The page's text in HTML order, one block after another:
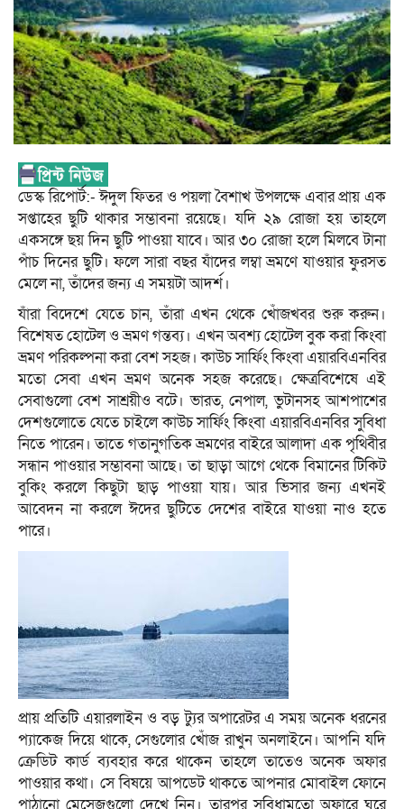
ডেস্ক রিপোর্ট:- ঈদুল ফিতর ও পয়লা বৈশাখ উপলক্ষে এবার প্রায় এক
সপ্তাহের ছুটি থাকার সম্ভাবনা রয়েছে। যদি ২৯ রোজা হয় তাহলে
একসঙ্গে ছয় দিন ছুটি পাওয়া যাবে। আর ৩০ রোজা হলে মিলবে টানা
পাঁচ দিনের ছুটি। ফলে সারা বছর যাঁদের লম্বা ভ্রমণে যাওয়ার ফুরসত
মেলে না, তাঁদের জন্য এ সময়টা আদর্শ।
যাঁরা বিদেশে যেতে চান, তাঁরা এখন থেকে খোঁজখবর শুরু করুন।
বিশেষত হোটেল ও ভ্রমণ গন্তব্য। এখন অবশ্য হোটেল বুক করা কিংবা
ভ্রমণ পরিকল্পনা করা বেশ সহজ। কাউচ সার্ফিং কিংবা এয়ারবিএনবির
মতো সেবা এখন ভ্রমণ অনেক সহজ করেছে। ক্ষেত্রবিশেষে এই
সেবাগুলো বেশ সাশ্রয়ীও বটে। ভারত, নেপাল, ভুটানসহ আশপাশের
দেশগুলোতে যেতে চাইলে কাউচ সার্ফিং কিংবা এয়ারবিএনবির সুবিধা
নিতে পারেন। তাতে গতানুগতিক ভ্রমণের বাইরে আলাদা এক পৃথিবীর
সন্ধান পাওয়ার সম্ভাবনা আছে। তা ছাড়া আগে থেকে বিমানের টিকিট
বুকিং করলে কিছুটা ছাড় পাওয়া যায়। আর ভিসার জন্য এখনই
আবেদন না করলে ঈদের ছুটিতে দেশের বাইরে যাওয়া নাও হতে
পারে।
প্রায় প্রতিটি এয়ারলাইন ও বড় ট্যুর অপারেটর এ সময় অনেক ধরনের
প্যাকেজ দিয়ে থাকে, সেগুলোর খোঁজ রাখুন অনলাইনে। আপনি যদি
ক্রেডিট কার্ড ব্যবহার করে থাকেন তাহলে তাতেও অনেক অফার
পাওয়ার কথা। সে বিষয়ে আপডেট থাকতে আপনার মোবাইল ফোনে
পাঠানো মেসেজগুলো দেখে নিন। তারপর সুবিধামতো অফারে ঘুরে